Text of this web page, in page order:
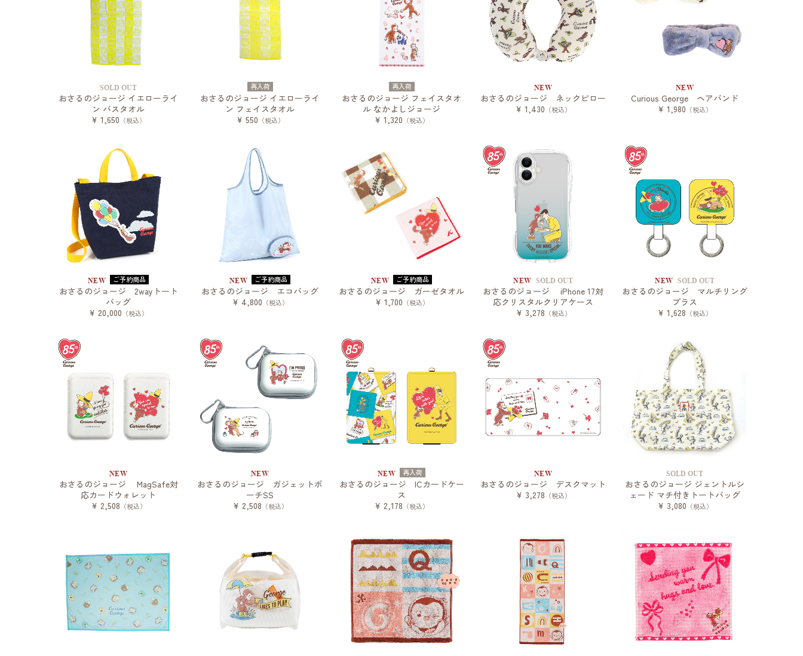
SOLD OUT
おさるのジョージ イエローライ
ン バスタオル
¥ 1,650 （税込）
再入荷
おさるのジョージ イエローライ
ン フェイスタオル
¥ 550 （税込）
再入荷
おさるのジョージ フェイスタオ
ル なかよしジョージ
¥ 1,320 （税込）
NEW
おさるのジョージ ネックピロー
¥ 1,430 （税込）
NEW
Curious George ヘアバンド
¥ 1,980 （税込）
NEW ご予約商品
おさるのジョージ 2wayトート
バッグ
¥ 20,000 （税込）
NEW ご予約商品
おさるのジョージ エコバッグ
¥ 4,800 （税込）
NEW ご予約商品
おさるのジョージ ガーゼタオル
¥ 1,700 （税込）
NEW SOLD OUT
おさるのジョージ iPhone 17対
応クリスタルクリアケース
¥ 3,278 （税込）
NEW SOLD OUT
おさるのジョージ マルチリング
プラス
¥ 1,628 （税込）
NEW
おさるのジョージ MagSafe対
応カードウォレット
¥ 2,508 （税込）
NEW
おさるのジョージ ガジェットポ
ーチSS
¥ 2,508 （税込）
NEW 再入荷
おさるのジョージ ICカードケー
ス
¥ 2,178 （税込）
NEW
おさるのジョージ デスクマット
¥ 3,278 （税込）
SOLD OUT
おさるのジョージ ジェントルシ
ェード マチ付きトートバッグ
¥ 3,080 （税込）